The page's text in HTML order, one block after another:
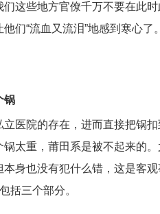
这些地方官僚千万不要在此
们“流血又流泪”地感到寒心
锅
医院的存在，进而直接把锅
太重，莆田系是被不起来的
身也没有犯什么错，这是客
括三个部分。